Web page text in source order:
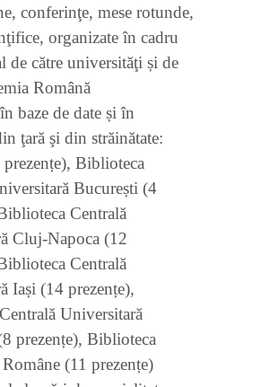
conferinţe, mese rotunde,
organizate în cadru
de către universităţi și de
Română
baze de date și în
ţară şi din străinătate:
Biblioteca
București (4
Centrală
Cluj-Napoca (12
Centrală
Iași (14 prezențe),
Universitară
prezențe), Biblioteca
(11 prezențe)